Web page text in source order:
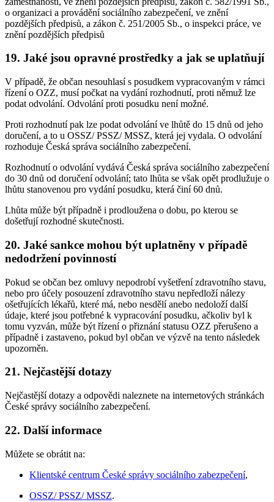
o organizaci a provádění sociálního zabezpečení, ve znění
pozdějších předpisů, a zákon č. 251/2005 Sb., o inspekci práce, ve
znění pozdějších předpisů
19. Jaké jsou opravné prostředky a jak se uplatňují
V případě, že občan nesouhlasí s posudkem vypracovaným v rámci
řízení o OZZ, musí počkat na vydání rozhodnutí, proti němuž lze
podat odvolání. Odvolání proti posudku není možné.
Proti rozhodnutí pak lze podat odvolání ve lhůtě do 15 dnů od jeho
doručení, a to u OSSZ/ PSSZ/ MSSZ, která jej vydala. O odvolání
rozhoduje Česká správa sociálního zabezpečení.
Rozhodnutí o odvolání vydává Česká správa sociálního zabezpečení
do 30 dnů od doručení odvolání; tato lhůta se však opět prodlužuje o
lhůtu stanovenou pro vydání posudku, která činí 60 dnů.
Lhůta může být případně i prodloužena o dobu, po kterou se
došetřují rozhodné skutečnosti.
20. Jaké sankce mohou být uplatněny v případě
nedodržení povinností
Pokud se občan bez omluvy nepodrobí vyšetření zdravotního stavu,
nebo pro účely posouzení zdravotního stavu nepředloží nálezy
ošetřujících lékařů, které má, nebo nesdělí anebo nedoloží další
údaje, které jsou potřebné k vypracování posudku, ačkoliv byl k
tomu vyzván, může být řízení o přiznání statusu OZZ přerušeno a
případně i zastaveno, pokud byl občan ve výzvě na tento následek
upozorněn.
21. Nejčastější dotazy
Nejčastější dotazy a odpovědi naleznete na internetových stránkách
České správy sociálního zabezpečení.
22. Další informace
Můžete se obrátit na:
Klientské centrum České správy sociálního zabezpečení,
OSSZ/ PSSZ/ MSSZ.